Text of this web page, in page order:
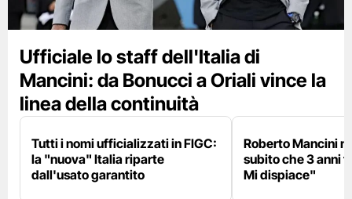
Ufficiale lo staff dell'Italia di
Mancini: da Bonucci a Oriali vince la
linea della continuità
Tutti i nomi ufficializzati in FIGC:
la "nuova" Italia riparte
dall'usato garantito
Roberto Mancini
subito che 3 anni
Mi dispiace"